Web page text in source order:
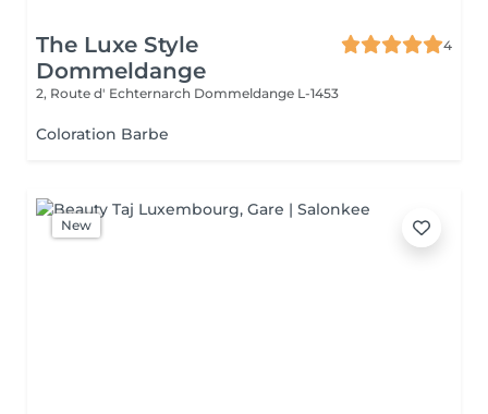
The Luxe Style
Dommeldange
4
2, Route d' Echternarch Dommeldange L-1453
Coloration Barbe
New